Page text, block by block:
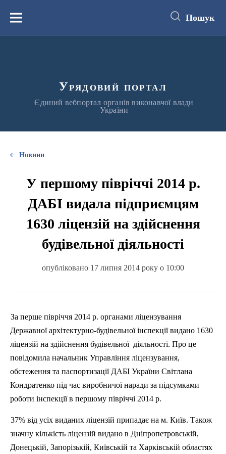
вмістуМеню Пошук
Урядовий портал
Єдиний вебпортал органів виконавчої влади
України
Новини
У першому півріччі 2014 р.
ДАБІ видала підприємцям
1630 ліцензій на здійснення
будівельної діяльності
опубліковано 17 липня 2014 року о 10:00
За перше півріччя 2014 р. органами ліцензування
Державної архітектурно-будівельної інспекції видано 1630
ліцензій на здійснення будівельної діяльності. Про це
повідомила начальник Управління ліцензування,
обстеження та паспортизації ДАБІ України Світлана
Кондратенко під час виробничої наради за підсумками
роботи інспекції в першому півріччі 2014 р.
37% від усіх виданих ліцензій припадає на м. Київ. Також
значну кількість ліцензій видано в Дніпропетровській,
Донецькій, Запорізькій, Київській та Харківській областях